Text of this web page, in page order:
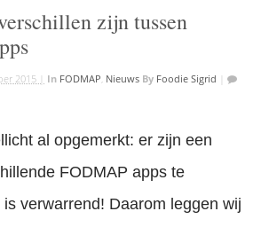
zijn tussen
2015 | In FODMAP, Nieuws By Foodie Sigrid
al opgemerkt: er zijn een
FODMAP apps te
verwarrend! Daarom leggen wij